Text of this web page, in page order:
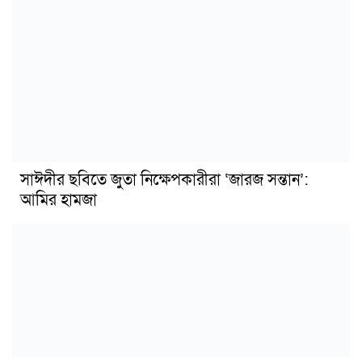
সাঈদীর ছবিতে জুতা নিক্ষেপকারীরা ‘জারজ সন্তান’:
আমির হামজা